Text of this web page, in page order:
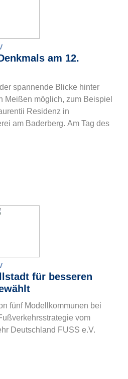
am 12.
spannende Blicke hinter
Meißen möglich, zum Beispiel
Residenz in
am Baderberg. Am Tag des
für besseren
fünf Modellkommunen bei
vom
Deutschland FUSS e.V.